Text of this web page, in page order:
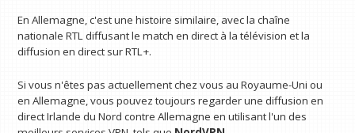
En Allemagne, c'est une histoire similaire, avec la chaîne
nationale RTL diffusant le match en direct à la télévision et la
diffusion en direct sur RTL+.
Si vous n'êtes pas actuellement chez vous au Royaume-Uni ou
en Allemagne, vous pouvez toujours regarder une diffusion en
direct Irlande du Nord contre Allemagne en utilisant l'un des